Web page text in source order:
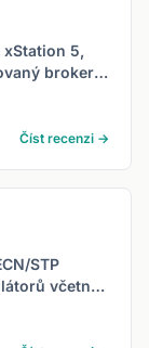
5,
broker s
Číst recenzi →
STP
včetně